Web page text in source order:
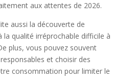
aux attentes de 2026.
aussi la découverte de
la qualité irréprochable difficile à
plus, vous pouvez souvent
et choisir des
consommation pour limiter le